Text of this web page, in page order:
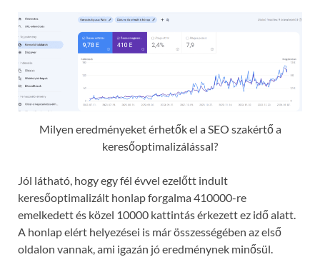
Milyen eredményeket érhetők el a SEO szakértő a
keresőoptimalizálással?
Jól látható, hogy egy fél évvel ezelőtt indult
keresőoptimalizált honlap forgalma 410000-re
emelkedett és közel 10000 kattintás érkezett ez idő alatt.
A honlap elért helyezései is már összességében az első
oldalon vannak, ami igazán jó eredménynek minősül.